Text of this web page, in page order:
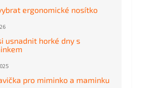
ergonomické nosítko
usnadnit horké dny s
pro miminko a maminku